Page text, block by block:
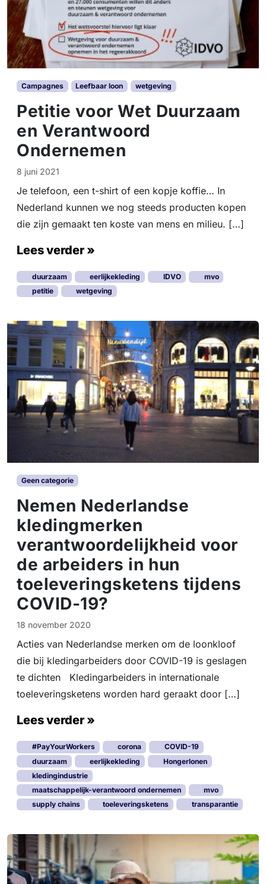
Campagnes Leefbaar loon wetgeving
Petitie voor Wet Duurzaam
en Verantwoord
Ondernemen
8 juni 2021
Je telefoon, een t-shirt of een kopje koffie… In
Nederland kunnen we nog steeds producten kopen
die zijn gemaakt ten koste van mens en milieu. […]
Lees verder »
duurzaam eerlijkekleding IDVO
mvo
petitie
wetgeving
Geen categorie
Nemen Nederlandse
kledingmerken
verantwoordelijkheid voor
de arbeiders in hun
toeleveringsketens tijdens
COVID-19?
18 november 2020
Acties van Nederlandse merken om de loonkloof
die bij kledingarbeiders door COVID-19 is geslagen
te dichten Kledingarbeiders in internationale
toeleveringsketens worden hard geraakt door […]
Lees verder »
#PayYourWorkers corona
COVID-19
duurzaam
eerlijkekleding
Hongerlonen
kledingindustrie
maatschappelijk-verantwoord ondernemen
mvo
supply chains
toeleveringsketens transparantie